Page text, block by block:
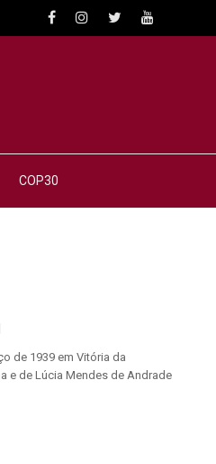
COP30
de 1939 em Vitória da
e de Lúcia Mendes de Andrade